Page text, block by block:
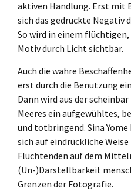
aktiven Handlung. Erst
sich das gedruckte Negativ
So wird in einem
Motiv durch Licht sichtbar.
Auch die wahre
erst durch die Benutzung
Dann wird aus der
Meeres ein aufgewühltes,
und totbringend. Sina
sich auf eindrückliche
Flüchtenden auf dem
(Un-)Darstellbarkeit
Grenzen der Fotografie.